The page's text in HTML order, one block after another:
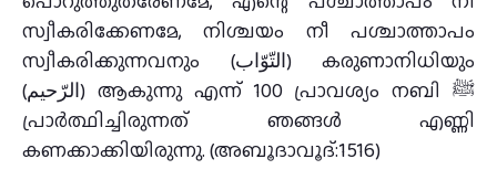
സ്വീകരിക്കേണമേ, നിശ്ചയം നീ പശ്ചാത്താപം
സ്വീകരിക്കുന്നവനും (التّوّاب) കരുണാനിധിയും
(الرّحيم) ആകുന്നു എന്ന് 100 പ്രാവശ്യം നബി ﷺ
പ്രാര്‍ത്ഥിച്ചിരുന്നത് ഞങ്ങള്‍ എണ്ണി
കണക്കാക്കിയിരുന്നു. (അബൂദാവൂദ്:1516)